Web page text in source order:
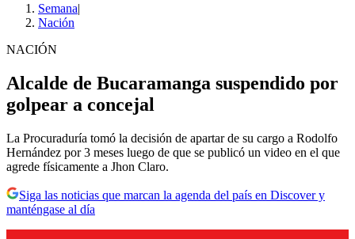
Semana|
Nación
NACIÓN
Alcalde de Bucaramanga suspendido por
golpear a concejal
La Procuraduría tomó la decisión de apartar de su cargo a Rodolfo
Hernández por 3 meses luego de que se publicó un video en el que
agrede físicamente a Jhon Claro.
Siga las noticias que marcan la agenda del país en Discover y
manténgase al día